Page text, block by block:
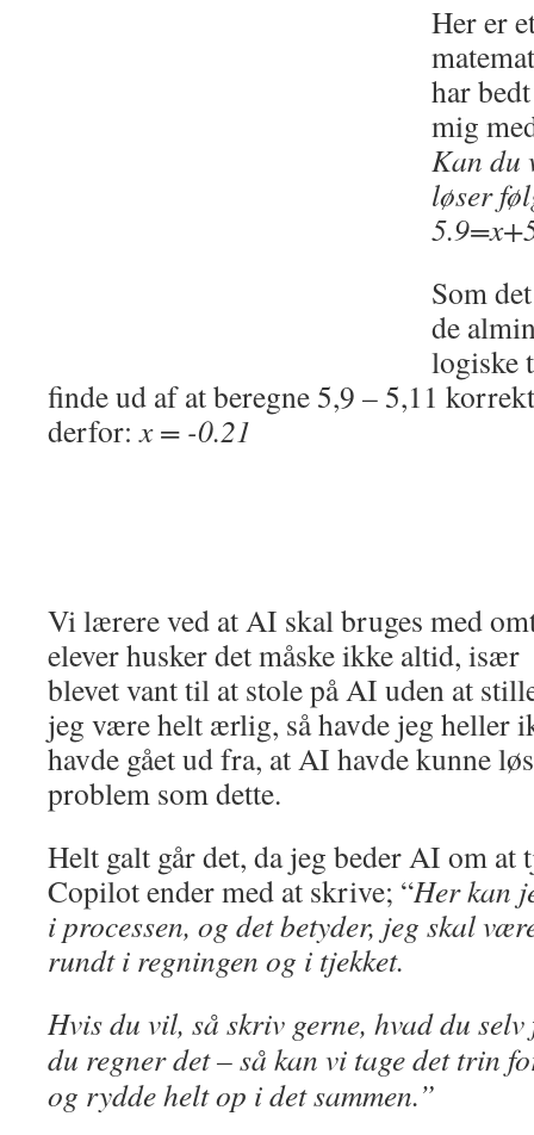
Her er
har
mig
Kan du
løser
Som
de
logiske
finde ud af at beregne 5,9 – 5,11
derfor:x = -0.21
Vi lærere ved at AI skal bruges med
elever husker det måske ikke altid,
blevet vant til at stole på AI uden at
jeg være helt ærlig, så havde jeg heller
havde gået ud fra, at AI havde kunne
problem som dette.
Helt galt går det, da jeg beder AI om at
Copilot ender med at skrive; “Her kan
i processen, og det betyder, jeg skal
rundt i regningen og i tjekket.
Hvis du vil, så skriv gerne, hvad du
du regner det – så kan vi tage det trin
og rydde helt op i det sammen.”